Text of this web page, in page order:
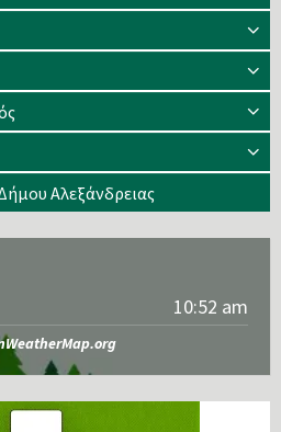
Αλεξάνδρειας
10:52 am